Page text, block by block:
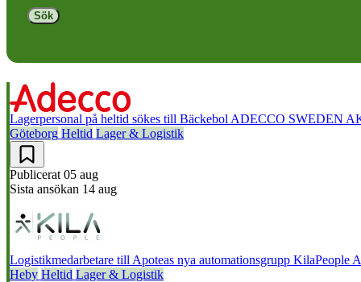
Lagerpersonal på heltid sökes till Bäckebol ADECCO SWEDEN
Göteborg Heltid Lager & Logistik
Publicerat 05 aug
Sista ansökan 14 aug
Logistikmedarbetare till Apoteas nya automationsgrupp KilaPeople
Heby Heltid Lager & Logistik